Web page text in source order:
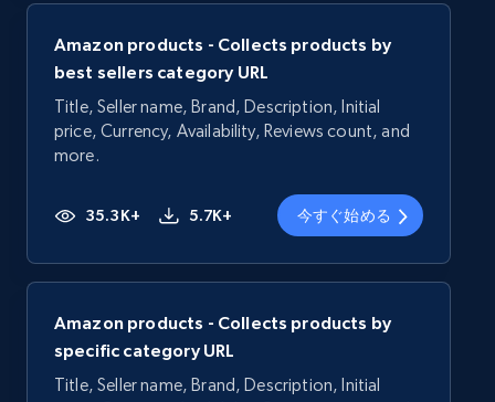
Amazon products - Collects products by
best sellers category URL
Title, Seller name, Brand, Description, Initial
price, Currency, Availability, Reviews count, and
more.
35.3K+ 5.7K+ 今すぐ始める
Amazon products - Collects products by
specific category URL
Title, Seller name, Brand, Description, Initial